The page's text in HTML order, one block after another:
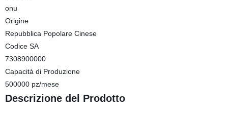
onu
Origine
Repubblica Popolare Cinese
Codice SA
7308900000
Capacità di Produzione
500000 pz/mese
Descrizione del Prodotto